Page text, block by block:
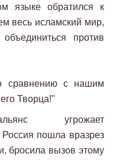
языке обратился к
весь исламский мир,
против
сравнению с нашим
Творца!"
угрожает
пошла вразрез
бросила вызов этому